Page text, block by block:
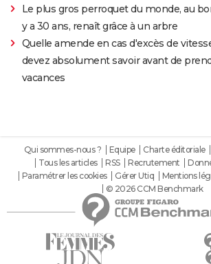
Le plus gros perroquet du monde, au
y a 30 ans, renaît grâce à un arbre
Quelle amende en cas d'excès de
devez absolument savoir avant de
vacances
Qui sommes-nous ? Equipe Charte éditoriale
Tous les articles
RSS Recrutement
Paramétrer les cookies
Gérer Utiq Mentions
© 2026 CCM Benchmark